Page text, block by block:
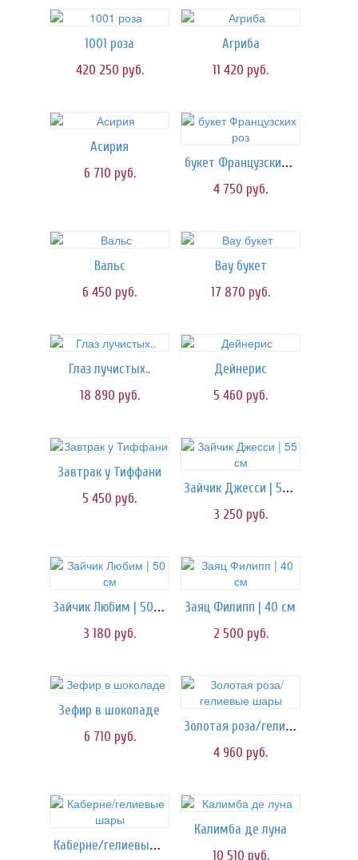
1001 роза
420 250 руб.
Агриба
11 420 руб.
Асирия
6 710 руб.
букет Французских роз
4 750 руб.
Вальс
6 450 руб.
Вау букет
17 870 руб.
Глаз лучистых..
18 890 руб.
Дейнерис
5 460 руб.
Завтрак у Тиффани
5 450 руб.
Зайчик Джесси | 55 см
3 250 руб.
Зайчик Любим | 50 см
3 180 руб.
Заяц Филипп | 40 см
2 500 руб.
Зефир в шоколаде
6 710 руб.
Золотая роза/гелиевые шары
4 960 руб.
Каберне/гелиевые шары
Калимба де луна
10 510 руб.